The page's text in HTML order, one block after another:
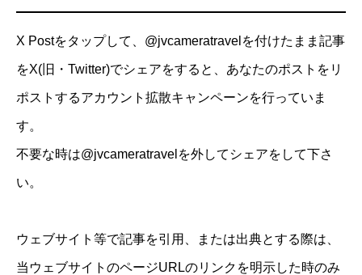
X Postをタップして、@jvcameratravelを付けたまま記事
をX(旧・Twitter)でシェアをすると、あなたのポストをリ
ポストするアカウント拡散キャンペーンを行っていま
す。
不要な時は@jvcameratravelを外してシェアをして下さ
い。
ウェブサイト等で記事を引用、または出典とする際は、
当ウェブサイトのページURLのリンクを明示した時のみ